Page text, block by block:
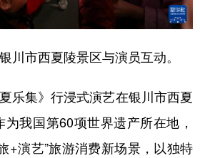
川市西夏陵景区与演员互动。
集》行浸式演艺在银川市西夏
我国第60项世界遗产所在地，
+演艺”旅游消费新场景，以独特